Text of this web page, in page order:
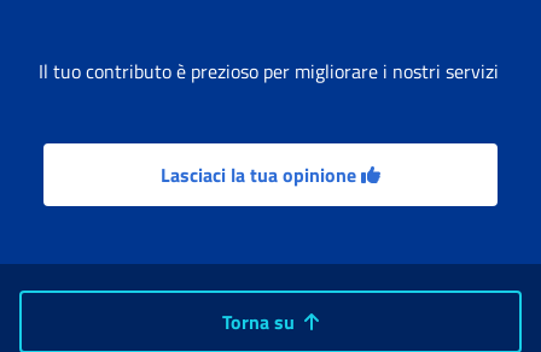
Il tuo contributo è prezioso per migliorare i nostri servizi
Lasciaci la tua opinione
Torna su